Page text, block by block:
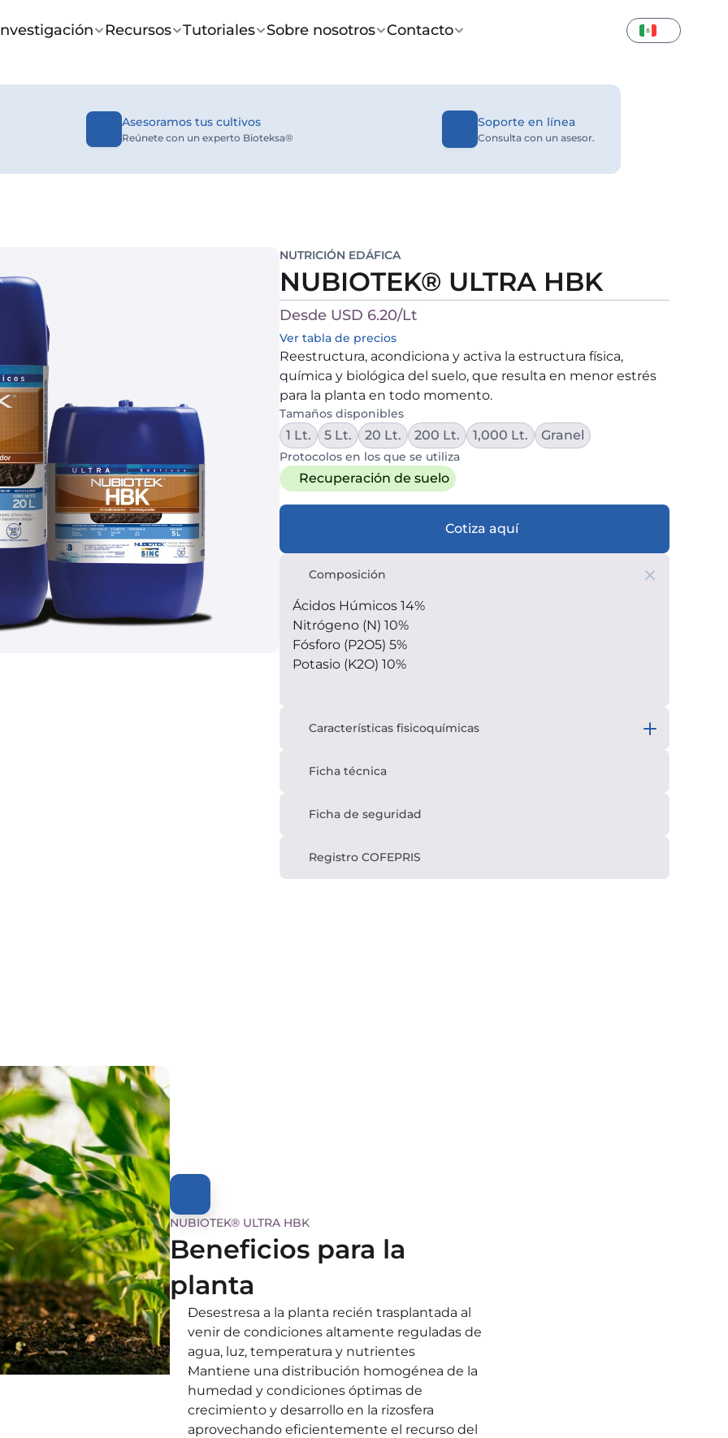
Recursos Tutoriales Sobre nosotros Contacto
Asesoramos tus cultivos
Reúnete con un experto Bioteksa®
Soporte en línea
Consulta con un asesor.
NUTRICIÓN EDÁFICA
NUBIOTEK® ULTRA HBK
Desde USD 6.20/Lt
Ver tabla de precios
Reestructura, acondiciona y activa la estructura física,
química y biológica del suelo, que resulta en menor estrés
para la planta en todo momento.
Tamaños disponibles
1 Lt. 5 Lt. 20 Lt. 200 Lt. 1,000 Lt. Granel
Protocolos en los que se utiliza
Recuperación de suelo
Cotiza aquí
Composición
Ácidos Húmicos 14%
Nitrógeno (N) 10%
Fósforo (P2O5) 5%
Potasio (K2O) 10%
Características fisicoquímicas
Ficha técnica
Ficha de seguridad
Registro COFEPRIS
NUBIOTEK® ULTRA HBK
Beneficios para la
planta
Desestresa a la planta recién trasplantada al
venir de condiciones altamente reguladas de
agua, luz, temperatura y nutrientes
Mantiene una distribución homogénea de la
humedad y condiciones óptimas de
crecimiento y desarrollo en la rizosfera
aprovechando eficientemente el recurso del